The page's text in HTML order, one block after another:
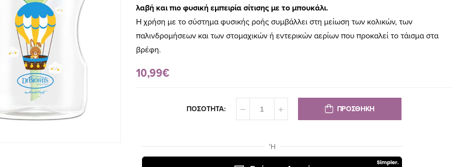
λαβή και πιο φυσική εμπειρία σίτισης με το μπουκάλι.
Η χρήση με το σύστημα φυσικής ροής συμβάλλει στη μείωση των κολικών, των
παλινδρομήσεων και των στομαχικών ή εντερικών αερίων που προκαλεί το τάισμα στα
βρέφη.
10,99€
ΠΟΣΟΤΗΤΑ: ΠΡΟΣΘΗΚΗ